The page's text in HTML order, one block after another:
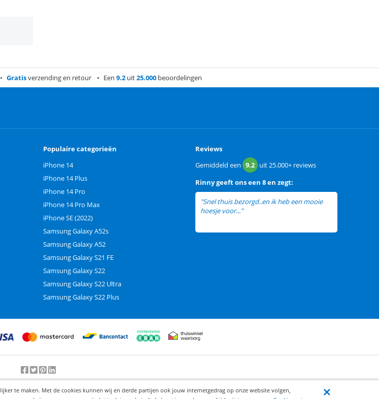
Gratisverzending en retour Een 9.2 uit25.000 beoordelingen
Populaire categorieën
iPhone 14
iPhone 14 Plus
iPhone 14 Pro
iPhone 14 Pro Max
iPhone SE (2022)
Samsung Galaxy A52s
Samsung Galaxy A52
Samsung Galaxy S21 FE
Samsung Galaxy S22
Samsung Galaxy S22 Ultra
Samsung Galaxy S22 Plus
Reviews
Gemiddeld een 9.2 uit25.000+ reviews
Rinnygeeft ons een 8 en zegt:
"Snel thuis bezorgd..en ik heb een mooie
hoesje voor..."
klanten:9.2/10-25000beoordelingen
2026 Knaak Commerce B.V.
te maken. Met de cookies kunnen wij en derde partijen ook jouw internetgedrag op onze website volgen,